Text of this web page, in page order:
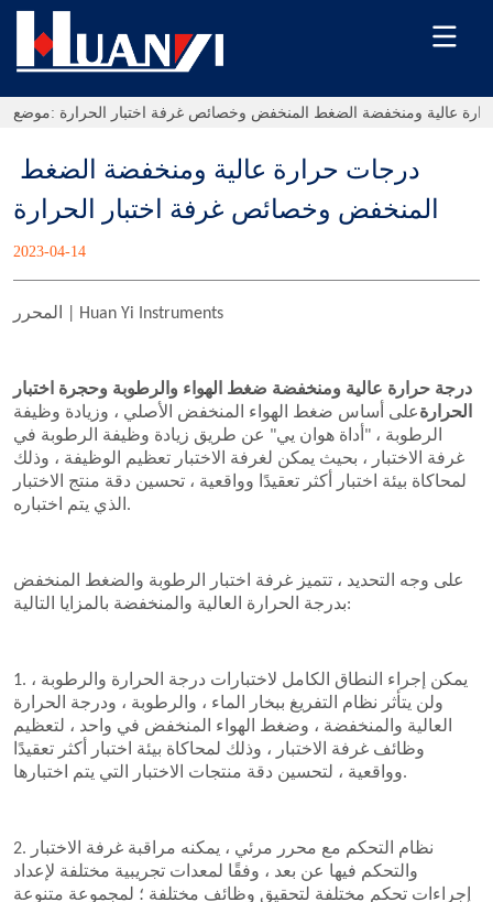
موضع: عالية ومنخفضة الضغط المنخفض وخصائص غرفة اختبار الحرارة
المنخفض وخصائص غرفة اختبار الحرارة
2023-04-14